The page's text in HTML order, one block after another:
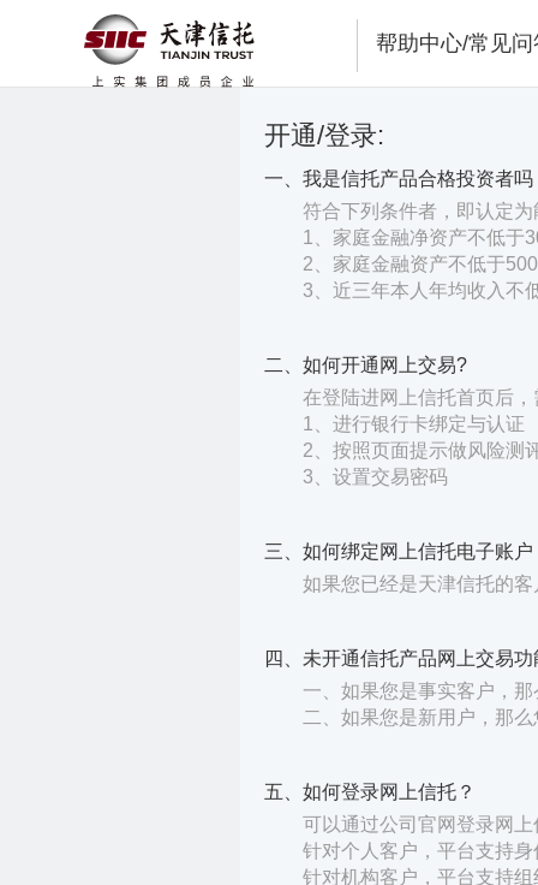
帮助中心/常见问
开通/登录:
一、我是信托产品合格投资者吗
符合下列条件者，即认定
1、家庭金融净资产不低于
2、家庭金融资产不低于
3、近三年本人年均收入不
二、如何开通网上交易?
在登陆进网上信托首页后
1、进行银行卡绑定与认证
2、按照页面提示做风险测
3、设置交易密码
三、如何绑定网上信托电子账户
如果您已经是天津信托的
四、未开通信托产品网上交易
一、如果您是事实客户，
二、如果您是新用户，那
五、如何登录网上信托？
可以通过公司官网登录网
针对个人客户，平台支持
针对机构客户，平台支持